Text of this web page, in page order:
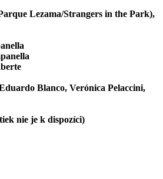
Lezama/Strangers in the Park),
Blanco, Verónica Pelaccini,
nie je k dispozíci)